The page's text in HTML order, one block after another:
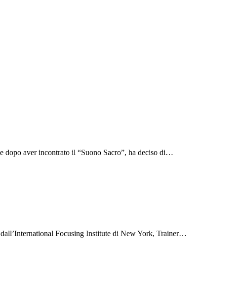
dopo aver incontrato il “Suono Sacro”, ha deciso di…
Focusing Institute di New York, Trainer…